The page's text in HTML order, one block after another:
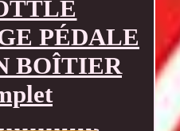
PÉDALE
BOÎTIER